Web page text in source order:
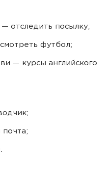
отследить посылку;
футбол;
— курсы английского